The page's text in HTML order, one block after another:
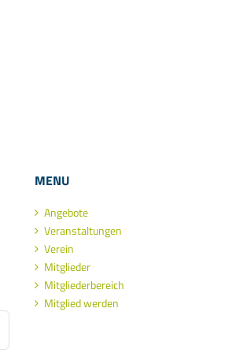
MENU
Angebote
Veranstaltungen
Verein
Mitglieder
Mitgliederbereich
Mitglied werden